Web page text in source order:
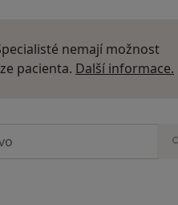
nemají možnost
pacienta. Další informace.